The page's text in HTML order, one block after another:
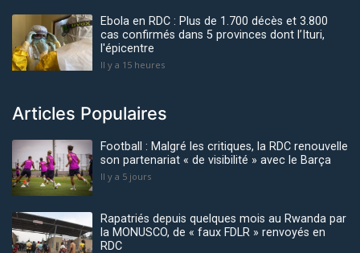
Ebola en RDC : Plus de 1.700 décès et 3.800
cas confirmés dans 5 provinces dont l’Ituri,
l'épicentre
Il y a 15 heures
Articles Populaires
Football : Malgré les critiques, la RDC renouvelle
son partenariat « de visibilité » avec le Barça
Il y a 5 jours
Rapatriés depuis quelques mois au Rwanda par
la MONUSCO, de « faux FDLR » renvoyés en
RDC